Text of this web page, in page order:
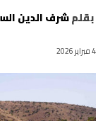
بقلمشرف الدين
4 فبراير 2026